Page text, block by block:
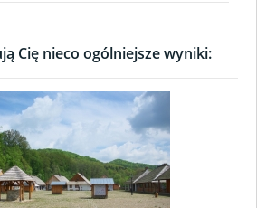
Cię nieco ogólniejsze wyniki: